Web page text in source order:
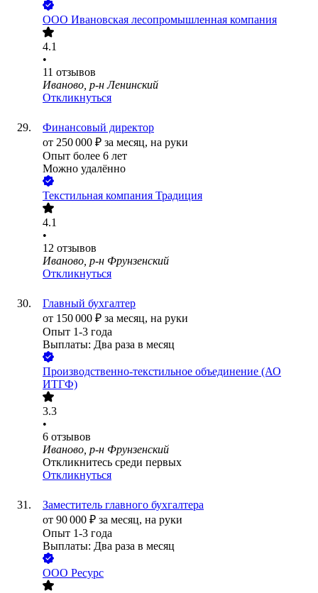
ООО Ивановская лесопромышленная компания
4.1
•
11 отзывов
Иваново, р-н Ленинский
Откликнуться
Финансовый директор
от 250 000 ₽ за месяц, на руки
Опыт более 6 лет
Можно удалённо
Текстильная компания Традиция
4.1
•
12 отзывов
Иваново, р-н Фрунзенский
Откликнуться
Главный бухгалтер
от 150 000 ₽ за месяц, на руки
Опыт 1-3 года
Выплаты: Два раза в месяц
Производственно-текстильное объединение (АО
ИТГФ)
3.3
•
6 отзывов
Иваново, р-н Фрунзенский
Откликнитесь среди первых
Откликнуться
Заместитель главного бухгалтера
от 90 000 ₽ за месяц, на руки
Опыт 1-3 года
Выплаты: Два раза в месяц
ООО Ресурс